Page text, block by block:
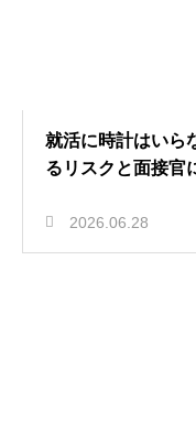
就活に時計はいら
るリスクと面接官
2026.06.28